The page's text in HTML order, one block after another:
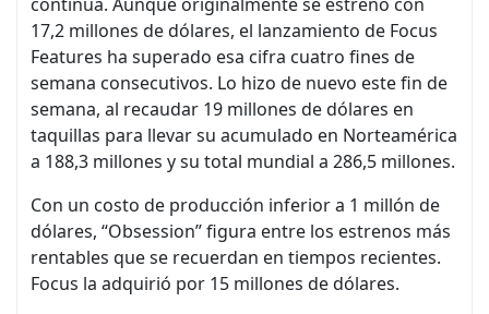
17,2 millones de dólares, el lanzamiento de Focus
Features ha superado esa cifra cuatro fines de
semana consecutivos. Lo hizo de nuevo este fin de
semana, al recaudar 19 millones de dólares en
taquillas para llevar su acumulado en Norteamérica
a 188,3 millones y su total mundial a 286,5 millones.
Con un costo de producción inferior a 1 millón de
dólares, “Obsession” figura entre los estrenos más
rentables que se recuerdan en tiempos recientes.
Focus la adquirió por 15 millones de dólares.